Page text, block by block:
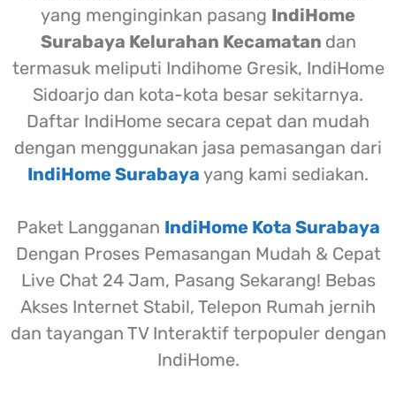
yang menginginkan pasang IndiHome
Surabaya Kelurahan Kecamatan dan
termasuk meliputi Indihome Gresik, IndiHome
Sidoarjo dan kota-kota besar sekitarnya.
Daftar IndiHome secara cepat dan mudah
dengan menggunakan jasa pemasangan dari
IndiHome Surabaya yang kami sediakan.
Paket Langganan IndiHome Kota Surabaya
Dengan Proses Pemasangan Mudah & Cepat
Live Chat 24 Jam, Pasang Sekarang! Bebas
Akses Internet Stabil, Telepon Rumah jernih
dan tayangan TV Interaktif terpopuler dengan
IndiHome.